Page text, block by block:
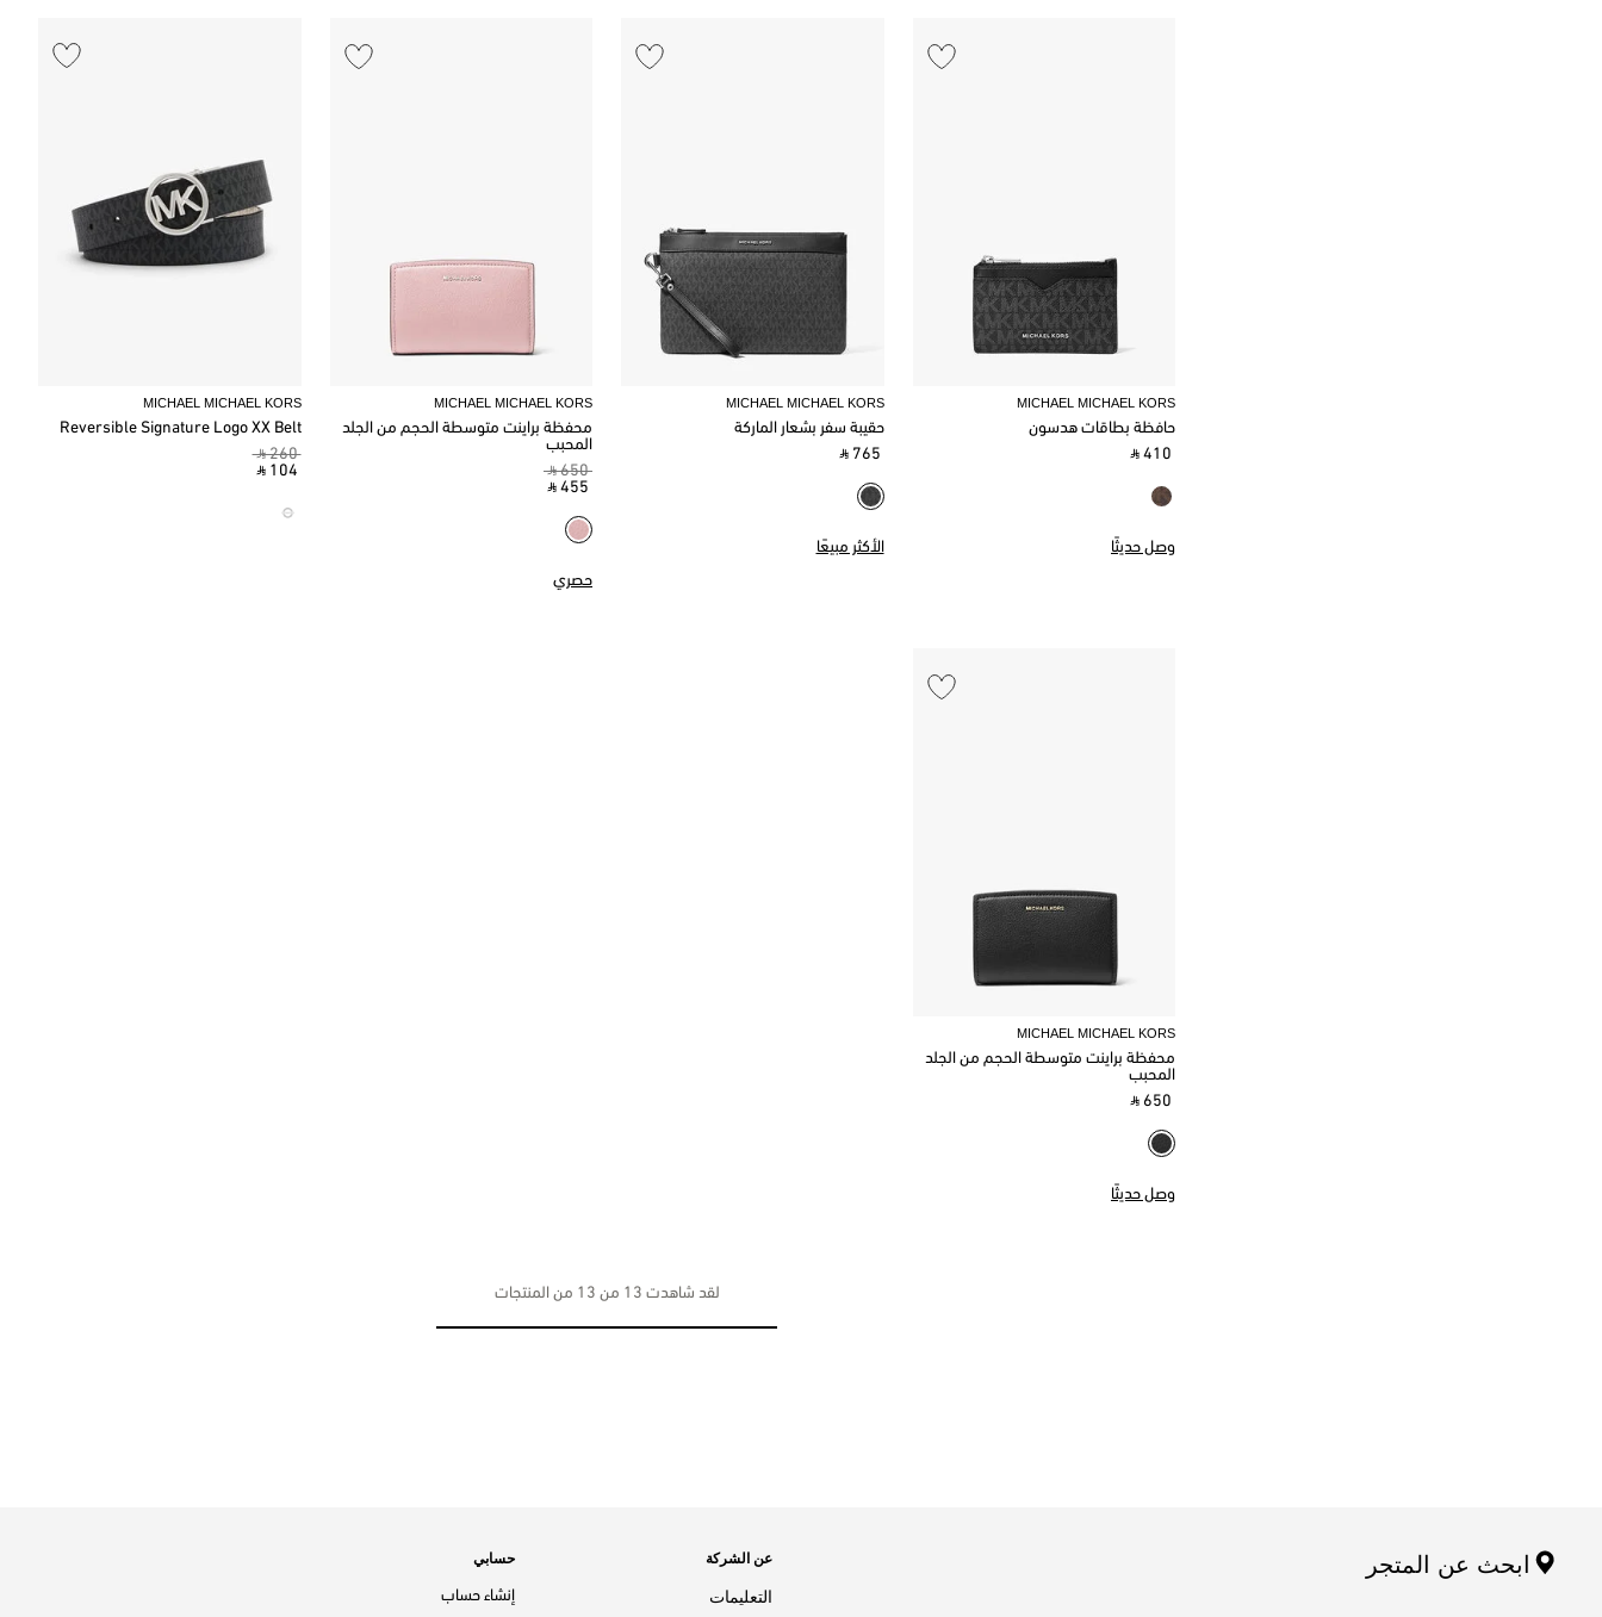
MICHAEL MICHAEL KORS
حافظة بطاقات هدسون
‎ ⃁ 410 ‎
وصل حديثًا
MICHAEL MICHAEL KORS
حقيبة سفر بشعار الماركة
‎ ⃁ 765 ‎
الأكثر مبيعًا
MICHAEL MICHAEL KORS
محفظة براينت متوسطة الحجم من الجلد
المحبب
‎ ⃁ 650 ‎
‎ ⃁ 455 ‎
حصري
MICHAEL MICHAEL KORS
Reversible Signature Logo XX Belt
‎ ⃁ 260 ‎
‎ ⃁ 104 ‎
MICHAEL MICHAEL KORS
محفظة براينت متوسطة الحجم من الجلد
المحبب
‎ ⃁ 650 ‎
وصل حديثًا
لقد شاهدت 13 من 13 من المنتجات
ابحث عن المتجر عن الشركة
التعليمات
حسابي
إنشاء حساب